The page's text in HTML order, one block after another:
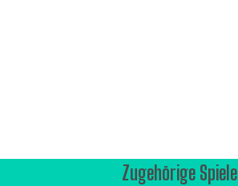
Zugehörige Spiele